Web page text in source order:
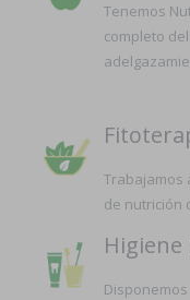
Tenemos
completo
Trabajamos
de nutrición
Higiene